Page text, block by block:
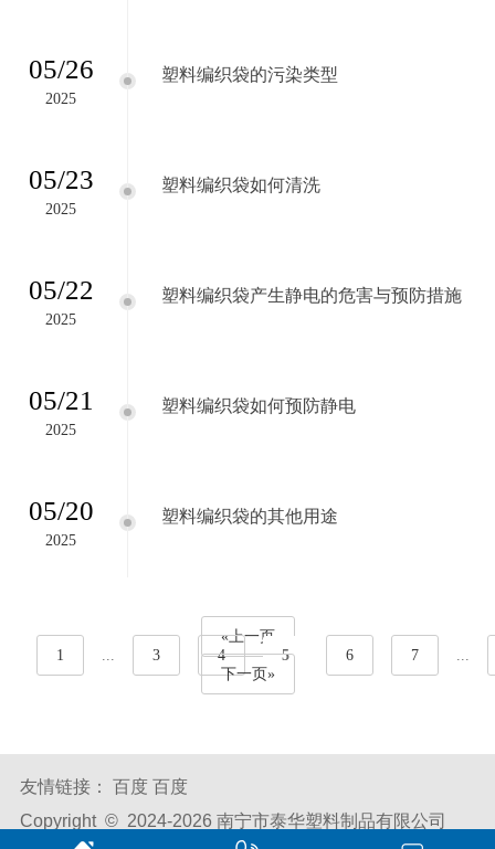
05/26
2025
塑料编织袋的污染类型
05/23
2025
塑料编织袋如何清洗
05/22
2025
塑料编织袋产生静电的危害与预防措施
05/21
2025
塑料编织袋如何预防静电
05/20
2025
塑料编织袋的其他用途
«上一页
1
... 3 4 5 6 7
...
下一页»
友情链接： 百度 百度
Copyright © 2024-2026 南宁市泰华塑料制品有限公司
All Rights Reserved.
备案号： 桂ICP备2024024278号-1